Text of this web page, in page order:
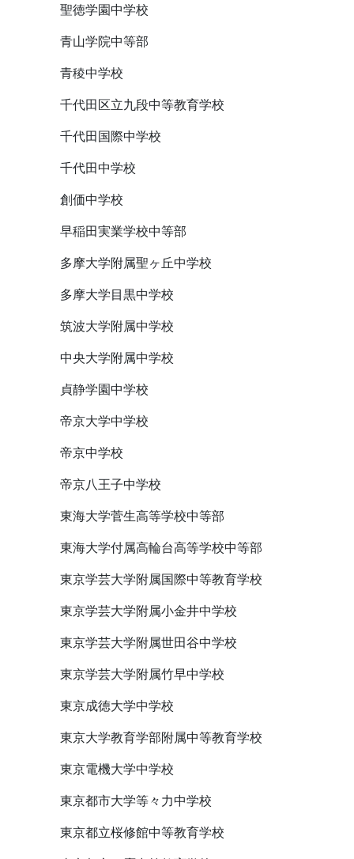
聖徳学園中学校
青山学院中等部
青稜中学校
千代田区立九段中等教育学校
千代田国際中学校
千代田中学校
創価中学校
早稲田実業学校中等部
多摩大学附属聖ヶ丘中学校
多摩大学目黒中学校
筑波大学附属中学校
中央大学附属中学校
貞静学園中学校
帝京大学中学校
帝京中学校
帝京八王子中学校
東海大学菅生高等学校中等部
東海大学付属高輪台高等学校中等部
東京学芸大学附属国際中等教育学校
東京学芸大学附属小金井中学校
東京学芸大学附属世田谷中学校
東京学芸大学附属竹早中学校
東京成徳大学中学校
東京大学教育学部附属中等教育学校
東京電機大学中学校
東京都市大学等々力中学校
東京都立桜修館中等教育学校